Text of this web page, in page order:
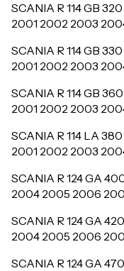
SCANIA R 114 GB
2001 2002 2003
SCANIA R 114 GB
2001 2002 2003
SCANIA R 114 GB
2001 2002 2003
SCANIA R 114 LA
2001 2002 2003
SCANIA R 124 GA
2004 2005 2006
SCANIA R 124 GA
2004 2005 2006
SCANIA R 124 GA